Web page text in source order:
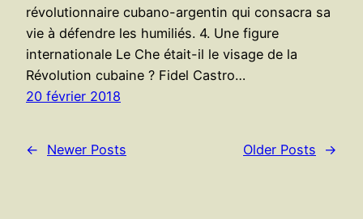
révolutionnaire cubano-argentin qui consacra sa
vie à défendre les humiliés. 4. Une figure
internationale Le Che était-il le visage de la
Révolution cubaine ? Fidel Castro…
20 février 2018
← Newer Posts Older Posts →